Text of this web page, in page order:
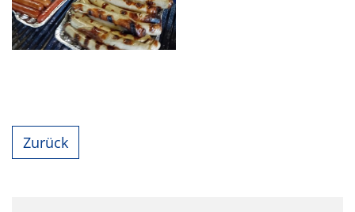
Zurück